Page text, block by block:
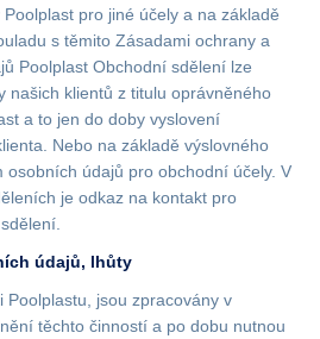
pro jiné účely a na základě
s těmito Zásadami ochrany a
Poolplast Obchodní sdělení lze
našich klientů z titulu oprávněného
a to jen do doby vyslovení
Nebo na základě výslovného
osobních údajů pro obchodní účely. V
je odkaz na kontakt pro
údajů, lhůty
jsou zpracovány v
těchto činností a po dobu nutnou